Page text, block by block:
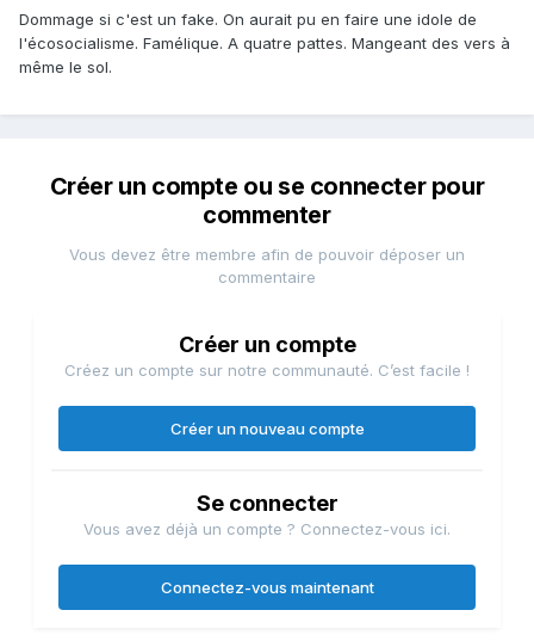
Dommage si c'est un fake. On aurait pu en faire une idole de
l'écosocialisme. Famélique. A quatre pattes. Mangeant des vers à
même le sol.
Créer un compte ou se connecter pour
commenter
Vous devez être membre afin de pouvoir déposer un
commentaire
Créer un compte
Créez un compte sur notre communauté. C’est facile !
Créer un nouveau compte
Se connecter
Vous avez déjà un compte ? Connectez-vous ici.
Connectez-vous maintenant